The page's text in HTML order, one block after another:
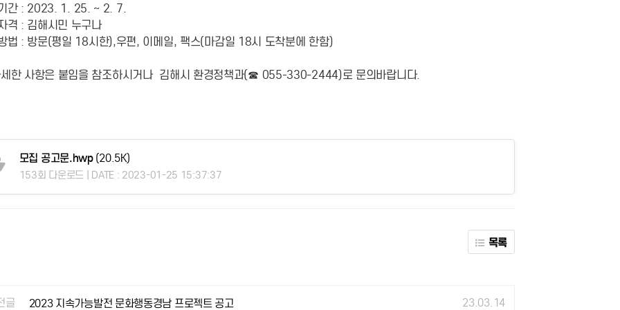
간 : 2023. 1. 25. ~ 2. 7.
격 : 김해시민 누구나
법 : 방문(평일 18시한),우편, 이메일, 팩스(마감일 18시 도착분에 한함)
한 사항은 붙임을 참조하시거나 김해시 환경정책과(☎ 055-330-2444)로 문의바랍니다.
모집 공고문.hwp(20.5K)
153회 다운로드 | DATE : 2023-01-25 15:37:37
목록
글 2023 지속가능발전 문화행동경남 프로젝트 공고 23.03.14